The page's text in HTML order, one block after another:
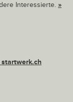
Interessierte. »
startwerk.ch